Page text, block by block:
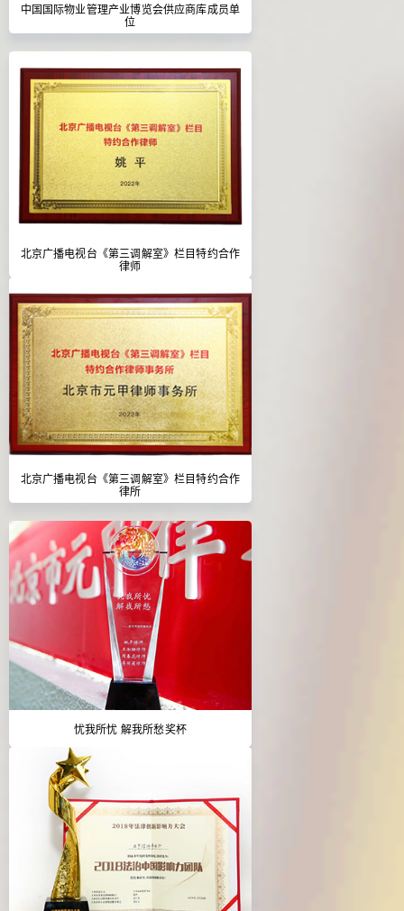
中国国际物业管理产业博览会供应商库成员单
位
北京广播电视台《第三调解室》栏目特约合作
律师
北京广播电视台《第三调解室》栏目特约合作
律所
忧我所忧 解我所愁奖杯